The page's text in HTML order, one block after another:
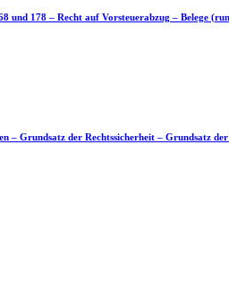
178 – Recht auf Vorsteuerabzug – Belege
Grundsatz der Rechtssicherheit – Grundsatz